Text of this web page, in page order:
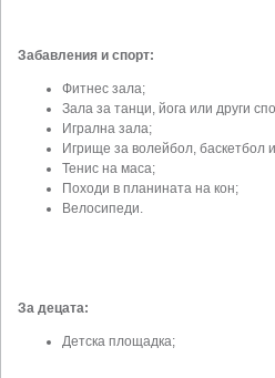
Забавления и спорт:
Фитнес зала;
Зала за танци, йога или други
Игрална зала;
Игрище за волейбол, баскетбол
Тенис на маса;
Походи в планината на кон;
Велосипеди.
За децата:
Детска площадка;